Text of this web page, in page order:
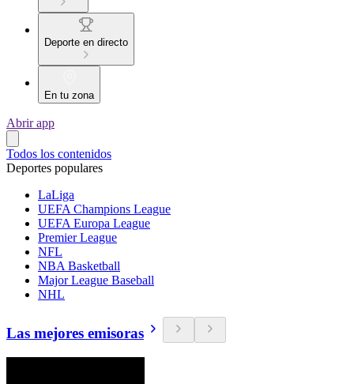
Deporte en directo
En tu zona
Abrir app
Todos los contenidos
Deportes populares
LaLiga
UEFA Champions League
UEFA Europa League
Premier League
NFL
NBA Basketball
Major League Baseball
NHL
Las mejores emisoras